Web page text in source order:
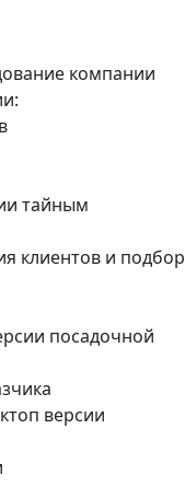
компании
тайным
клиентов и подбор
посадочной
версии